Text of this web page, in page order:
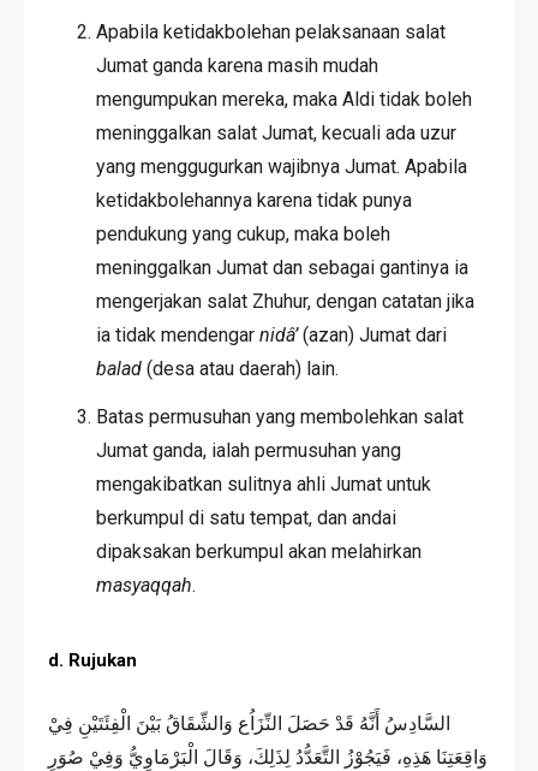
Apabila ketidakbolehan pelaksanaan salat
Jumat ganda karena masih mudah
mengumpukan mereka, maka Aldi tidak boleh
meninggalkan salat Jumat, kecuali ada uzur
yang menggugurkan wajibnya Jumat. Apabila
ketidakbolehannya karena tidak punya
pendukung yang cukup, maka boleh
meninggalkan Jumat dan sebagai gantinya ia
mengerjakan salat Zhuhur, dengan catatan jika
ia tidak mendengar nidâ’(azan) Jumat dari
balad (desa atau daerah) lain.
Batas permusuhan yang membolehkan salat
Jumat ganda, ialah permusuhan yang
mengakibatkan sulitnya ahli Jumat untuk
berkumpul di satu tempat, dan andai
dipaksakan berkumpul akan melahirkan
masyaqqah.
d. Rujukan
السَّادِسُ أَنَّهُ قَدْ حَصَلَ النِّزَاُع وَالشِّقَاقُ بَيْنَ الْفِئَتَيْنِ فِيْ
وَاقِعَتِنَا هَذِهِ، فَيَجُوْزُ التَّعَدُّدُ لِذَلِكَ، وَقَالَ الْبَرْمَاوِيُّ وَفِيْ صُوَرٍ